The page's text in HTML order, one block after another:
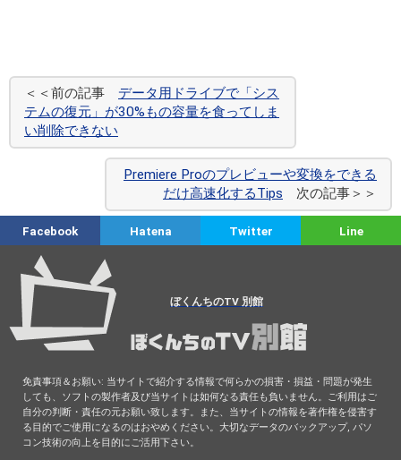
＜＜前の記事 データ用ドライブで「シス
テムの復元」が30%もの容量を食ってしま
い削除できない
Premiere Proのプレビューや変換をできる
だけ高速化するTips 次の記事＞＞
Facebook Hatena Twitter Line
ぼくんちのTV 別館
免責事項＆お願い: 当サイトで紹介する情報で何らかの損害・損益・問題が発生
しても、ソフトの製作者及び当サイトは如何なる責任も負いません。ご利用はご
自分の判断・責任の元お願い致します。また、当サイトの情報を著作権を侵害す
る目的でご使用になるのはおやめください。大切なデータのバックアップ, パソ
コン技術の向上を目的にご活用下さい。